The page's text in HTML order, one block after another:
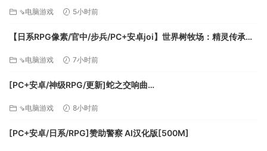
⇘电脑游戏 5小时前
【日系RPG像素/官中/步兵/PC+安卓joi】世界树牧场：精灵传承
ムと世界樹の牧場～ 官方中文步兵版【1.26G】
⇘电脑游戏 7小时前
[PC+安卓/神级RPG/更新]蛇之交响曲
⇘电脑游戏 8小时前
[PC+安卓/日系/RPG]赞助警察 AI汉化版[500M]